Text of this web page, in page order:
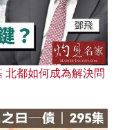
北都如何成為解決問